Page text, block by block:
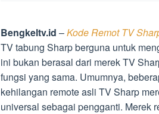
Bengkeltv.id –Kode Remot TV
TV tabung Sharp berguna untuk
ini bukan berasal dari merek TV
fungsi yang sama. Umumnya,
kehilangan remote asli TV Sharp
universal sebagai pengganti. Merek